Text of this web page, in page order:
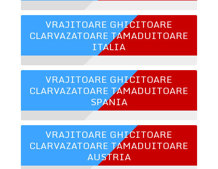
VRAJITOARE GHICITOARE
CLARVAZATOARE TAMADUITOARE
ITALIA
VRAJITOARE GHICITOARE
CLARVAZATOARE TAMADUITOARE
SPANIA
VRAJITOARE GHICITOARE
CLARVAZATOARE TAMADUITOARE
AUSTRIA